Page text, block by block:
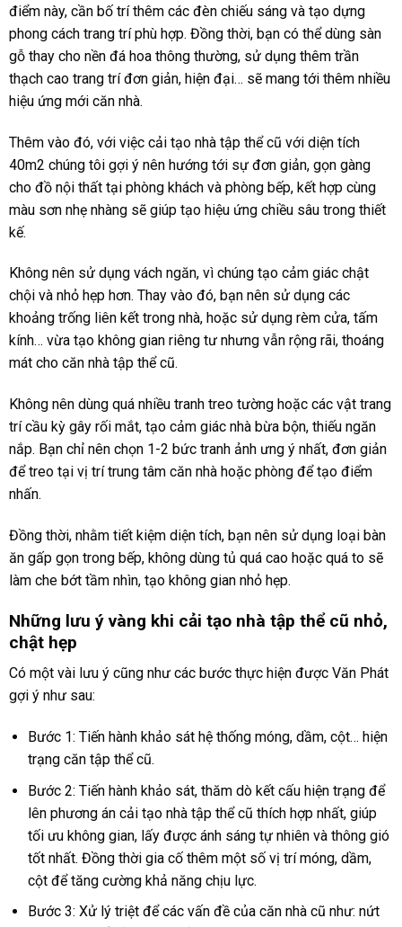
điểm này, cần bố trí thêm các đèn chiếu sáng và tạo dựng
phong cách trang trí phù hợp. Đồng thời, bạn có thể dùng sàn
gỗ thay cho nền đá hoa thông thường, sử dụng thêm trần
thạch cao trang trí đơn giản, hiện đại… sẽ mang tới thêm nhiều
hiệu ứng mới căn nhà.
Thêm vào đó, với việc cải tạo nhà tập thể cũ với diện tích
40m2 chúng tôi gợi ý nên hướng tới sự đơn giản, gọn gàng
cho đồ nội thất tại phòng khách và phòng bếp, kết hợp cùng
màu sơn nhẹ nhàng sẽ giúp tạo hiệu ứng chiều sâu trong thiết
kế.
Không nên sử dụng vách ngăn, vì chúng tạo cảm giác chật
chội và nhỏ hẹp hơn. Thay vào đó, bạn nên sử dụng các
khoảng trống liên kết trong nhà, hoặc sử dụng rèm cửa, tấm
kính… vừa tạo không gian riêng tư nhưng vẫn rộng rãi, thoáng
mát cho căn nhà tập thể cũ.
Không nên dùng quá nhiều tranh treo tường hoặc các vật trang
trí cầu kỳ gây rối mắt, tạo cảm giác nhà bừa bộn, thiếu ngăn
nắp. Bạn chỉ nên chọn 1-2 bức tranh ảnh ưng ý nhất, đơn giản
để treo tại vị trí trung tâm căn nhà hoặc phòng để tạo điểm
nhấn.
Đồng thời, nhằm tiết kiệm diện tích, bạn nên sử dụng loại bàn
ăn gấp gọn trong bếp, không dùng tủ quá cao hoặc quá to sẽ
làm che bớt tầm nhìn, tạo không gian nhỏ hẹp.
Những lưu ý vàng khi cải tạo nhà tập thể cũ nhỏ,
chật hẹp
Có một vài lưu ý cũng như các bước thực hiện được Văn Phát
gợi ý như sau:
Bước 1: Tiến hành khảo sát hệ thống móng, dầm, cột… hiện
trạng căn tập thể cũ.
Bước 2: Tiến hành khảo sát, thăm dò kết cấu hiện trạng để
lên phương án cải tạo nhà tập thể cũ thích hợp nhất, giúp
tối ưu không gian, lấy được ánh sáng tự nhiên và thông gió
tốt nhất. Đồng thời gia cố thêm một số vị trí móng, dầm,
cột để tăng cường khả năng chịu lực.
Bước 3: Xử lý triệt để các vấn đề của căn nhà cũ như: nứt